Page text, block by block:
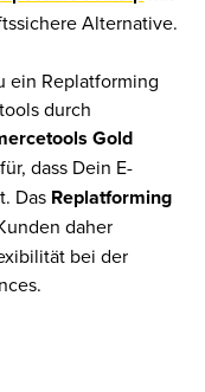
Alternative.
ein Replatforming
durch
Gold
dass Dein E-
Das Replatforming
daher
bei der